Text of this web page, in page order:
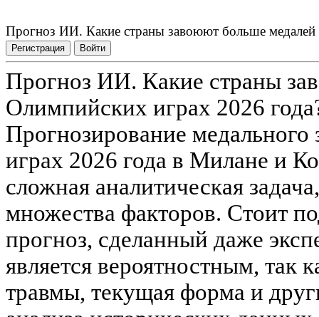
Прогноз ИИ. Какие страны завоюют больше медалей
Регистрация Войти
Прогноз ИИ. Какие страны
Олимпийских играх 2026
Прогнозирование
играх 2026 года в Милане и
сложная аналитическая
множества факторов. Стоит
прогноз, сделанный даже
является вероятностным, так
травмы, текущая форма и